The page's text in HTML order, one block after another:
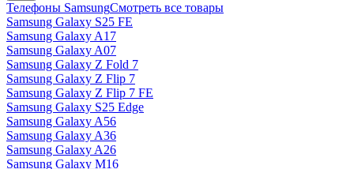
Телефоны SamsungСмотреть все товары
Samsung Galaxy S25 FE
Samsung Galaxy A17
Samsung Galaxy A07
Samsung Galaxy Z Fold 7
Samsung Galaxy Z Flip 7
Samsung Galaxy Z Flip 7 FE
Samsung Galaxy S25 Edge
Samsung Galaxy A56
Samsung Galaxy A36
Samsung Galaxy A26
Samsung Galaxy M16